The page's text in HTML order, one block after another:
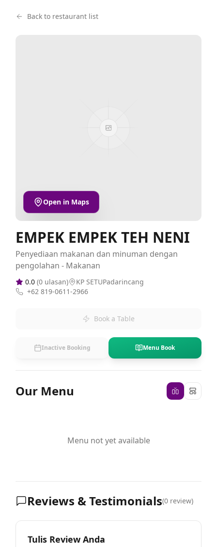
Back to restaurant list
Open in Maps
EMPEK EMPEK TEH NENI
Penyediaan makanan dan minuman dengan
pengolahan - Makanan
0.0 (0 ulasan)
KP SETUPadarincang
+62 819-0611-2966
Book a Table
Inactive Booking Menu Book
Our Menu
Menu not yet available
Reviews & Testimonials(0 review)
Tulis Review Anda